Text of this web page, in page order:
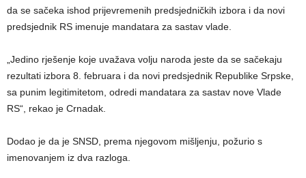
da se sačeka ishod prijevremenih predsjedničkih izbora i da novi
predsjednik RS imenuje mandatara za sastav vlade.
„Jedino rješenje koje uvažava volju naroda jeste da se sačekaju
rezultati izbora 8. februara i da novi predsjednik Republike Srpske,
sa punim legitimitetom, odredi mandatara za sastav nove Vlade
RS“, rekao je Crnadak.
Dodao je da je SNSD, prema njegovom mišljenju, požurio s
imenovanjem iz dva razloga.